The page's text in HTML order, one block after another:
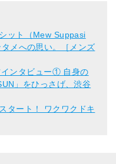
ット（Mew Suppasi
メへの思い。［メンズ
ンタビュー① 自身の
」をひっさげ、渋谷
タート！ ワクワクドキ